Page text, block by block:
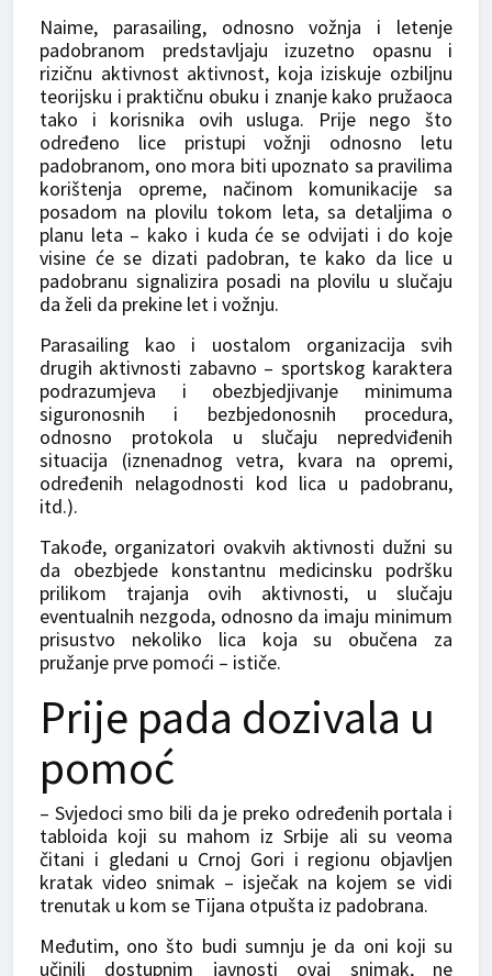
Naime, parasailing, odnosno vožnja i letenje
padobranom predstavljaju izuzetno opasnu i
rizičnu aktivnost aktivnost, koja iziskuje ozbiljnu
teorijsku i praktičnu obuku i znanje kako pružaoca
tako i korisnika ovih usluga. Prije nego što
određeno lice pristupi vožnji odnosno letu
padobranom, ono mora biti upoznato sa pravilima
korištenja opreme, načinom komunikacije sa
posadom na plovilu tokom leta, sa detaljima o
planu leta – kako i kuda će se odvijati i do koje
visine će se dizati padobran, te kako da lice u
padobranu signalizira posadi na plovilu u slučaju
da želi da prekine let i vožnju.
Parasailing kao i uostalom organizacija svih
drugih aktivnosti zabavno – sportskog karaktera
podrazumjeva i obezbjedjivanje minimuma
siguronosnih i bezbjedonosnih procedura,
odnosno protokola u slučaju nepredviđenih
situacija (iznenadnog vetra, kvara na opremi,
određenih nelagodnosti kod lica u padobranu,
itd.).
Takođe, organizatori ovakvih aktivnosti dužni su
da obezbjede konstantnu medicinsku podršku
prilikom trajanja ovih aktivnosti, u slučaju
eventualnih nezgoda, odnosno da imaju minimum
prisustvo nekoliko lica koja su obučena za
pružanje prve pomoći – ističe.
Prije pada dozivala u
pomoć
– Svjedoci smo bili da je preko određenih portala i
tabloida koji su mahom iz Srbije ali su veoma
čitani i gledani u Crnoj Gori i regionu objavljen
kratak video snimak – isječak na kojem se vidi
trenutak u kom se Tijana otpušta iz padobrana.
Međutim, ono što budi sumnju je da oni koji su
učinili dostupnim javnosti ovaj snimak, ne